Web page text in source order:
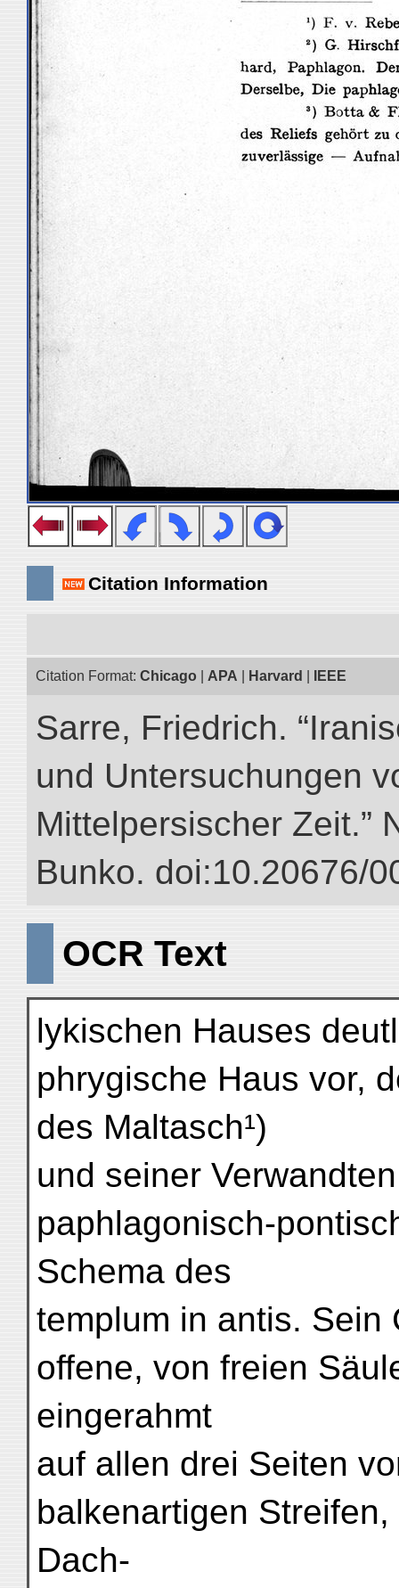
Citation Information
Citation Format: Chicago APA Harvard IEEE
Sarre, Friedrich.
und Untersuchungen
Mittelpersischer Zeit.”
Bunko. doi:10.20676/
OCR Text
lykischen Hauses
phrygische Haus vor,
des Maltasch¹)
und seiner
paphlagonisch-
Schema des
templum in antis. Sein
offene, von freien
eingerahmt
auf allen drei Seiten
balkenartigen
Dach-